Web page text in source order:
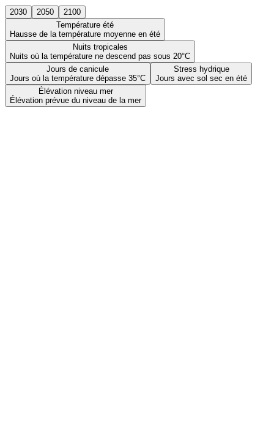
2030 2050
2100
Température été
Hausse de la température moyenne en été
Nuits tropicales
Nuits où la température ne descend pas sous 20°C
Jours de canicule
Jours où la température dépasse 35°C
Stress hydrique
Jours avec sol sec en été
Élévation niveau mer
Élévation prévue du niveau de la mer